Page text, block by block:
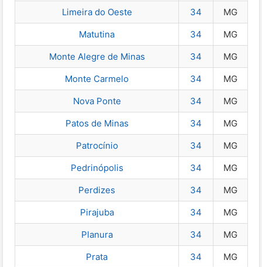
Limeira do Oeste
34
MG
Matutina
34
MG
Monte Alegre de Minas
34
MG
Monte Carmelo
34
MG
Nova Ponte
34
MG
Patos de Minas
34
MG
Patrocínio
34
MG
Pedrinópolis
34
MG
Perdizes
34
MG
Pirajuba
34
MG
Planura
34
MG
Prata
34 MG